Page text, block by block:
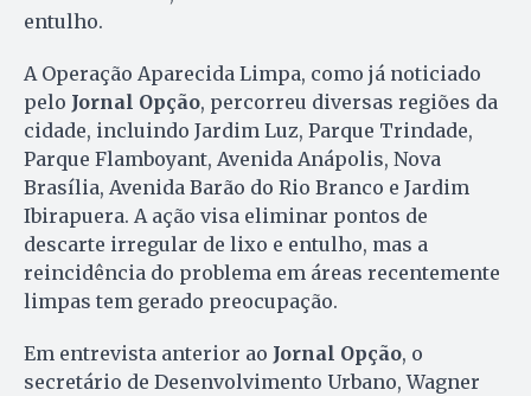
entulho.
A Operação Aparecida Limpa, como já noticiado
pelo Jornal Opção, percorreu diversas regiões da
cidade, incluindo Jardim Luz, Parque Trindade,
Parque Flamboyant, Avenida Anápolis, Nova
Brasília, Avenida Barão do Rio Branco e Jardim
Ibirapuera. A ação visa eliminar pontos de
descarte irregular de lixo e entulho, mas a
reincidência do problema em áreas recentemente
limpas tem gerado preocupação.
Em entrevista anterior ao Jornal Opção, o
secretário de Desenvolvimento Urbano, Wagner